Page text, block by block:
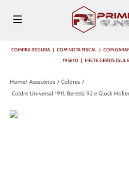
COMPRA SEGURA | COM NOTA FISCAL | COM
195610 | FRETE GRÁTIS (SUL
Acessórios
Coldres
Coldre Universal 1911, Beretta 92 e Glock